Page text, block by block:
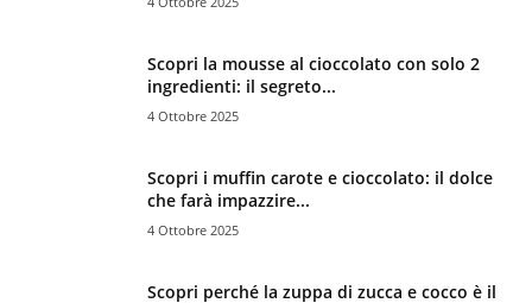
Scopri la mousse al cioccolato con solo 2
ingredienti: il segreto...
4 Ottobre 2025
Scopri i muffin carote e cioccolato: il dolce
che farà impazzire...
4 Ottobre 2025
Scopri perché la zuppa di zucca e cocco è il